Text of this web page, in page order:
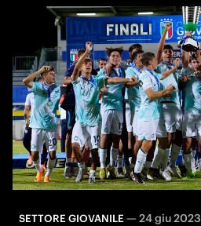
SETTORE GIOVANILE— 24 giu 2023